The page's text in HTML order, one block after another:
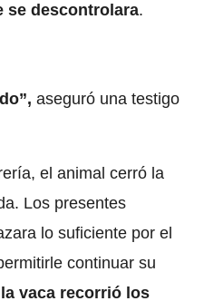
se descontrolara.
aseguró una testigo
el animal cerró la
Los presentes
lo suficiente por el
continuar su
la vaca recorrió los